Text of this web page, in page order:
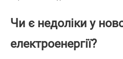
Чи є недоліки у
електроенергії?